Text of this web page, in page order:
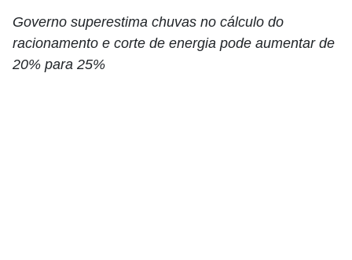
Governo superestima chuvas no cálculo do
racionamento e corte de energia pode aumentar de
20% para 25%